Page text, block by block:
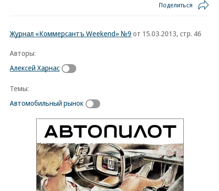
Поделиться
Журнал «Коммерсантъ Weekend» №9 от 15.03.2013, стр. 46
Авторы:
Алексей Харнас
Темы:
Автомобильный рынок